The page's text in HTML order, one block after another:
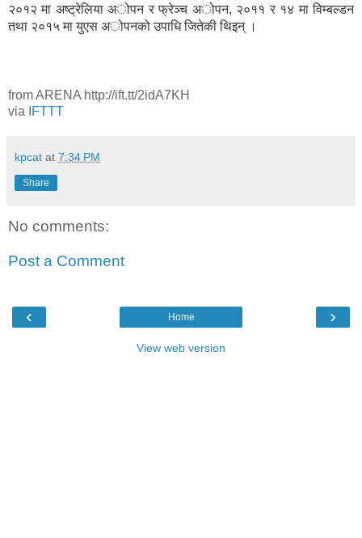
२०१२ मा अष्ट्रेलिया अोपन र फ्रेञ्च अोपन, २०११ र १४ मा विम्बल्डन
तथा २०१५ मा युएस अोपनको उपाधि जितेकी थिइन् ।
from ARENA http://ift.tt/2idA7KH
via
IFTTT
kpcat at 7:34 PM
Share
No comments:
Post a Comment
‹ ›
Home
View web version